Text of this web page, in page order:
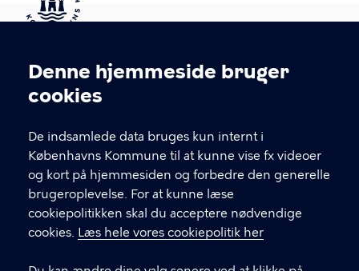
Cookieindstillinger
Denne hjemmeside bruger
cookies
De indsamlede data bruges kun internt i
Københavns Kommune til at kunne vise fx videoer
og kort på hjemmesiden og forbedre den generelle
brugeroplevelse. For at kunne læse
cookiepolitikken skal du acceptere nødvendige
cookies. Læs hele vores cookiepolitik her
Kontakt Københavns Kommune
T
fFind andre kontakter her
CVR-nummer64942212
GENVEJE